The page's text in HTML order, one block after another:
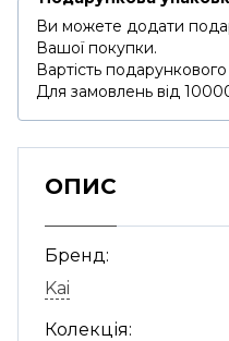
Ви можете додати
Вашої покупки.
Вартість
Для замовлень від
ОПИС
Бренд:
Kai
Колекція: